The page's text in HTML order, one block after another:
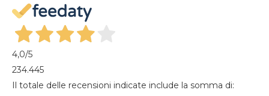
Magazine
4,0/5
234.445
Il totale delle recensioni indicate include la somma di: